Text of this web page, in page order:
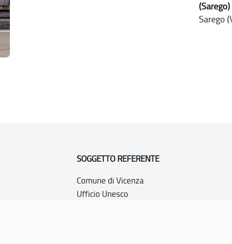
(Sarego)
Sarego
SOGGETTO REFERENTE
Comune di Vicenza
Ufficio Unesco